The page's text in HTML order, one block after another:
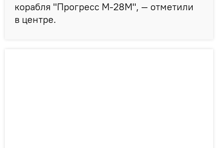
корабля "Прогресс М-28М", — отметили
в центре.